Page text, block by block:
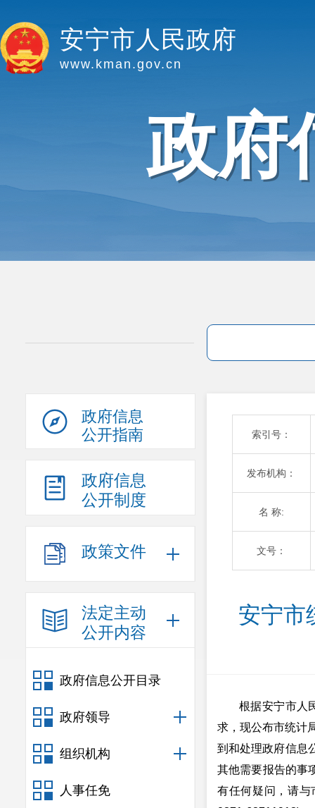
安宁市人民政府
www.kman.gov.cn
政府
政府信息
公开指南
政府信息
公开制度
政策文件
法定主动
公开内容
政府信息公开目录
政府领导
组织机构
人事任免
索引号：
发布机构：
名 称:
文号：
安宁市
根据安宁市人
求，现公布市统计
到和处理政府信息
其他需要报告的事
有任何疑问，请与